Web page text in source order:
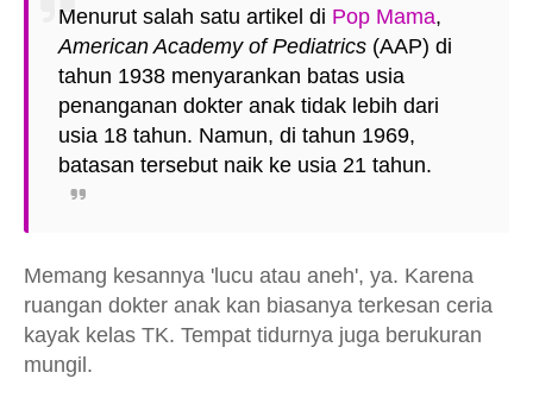
Menurut salah satu artikel di Pop Mama,
American Academy of Pediatrics (AAP) di
tahun 1938 menyarankan batas usia
penanganan dokter anak tidak lebih dari
usia 18 tahun. Namun, di tahun 1969,
batasan tersebut naik ke usia 21 tahun.
Memang kesannya 'lucu atau aneh', ya. Karena
ruangan dokter anak kan biasanya terkesan ceria
kayak kelas TK. Tempat tidurnya juga berukuran
mungil.